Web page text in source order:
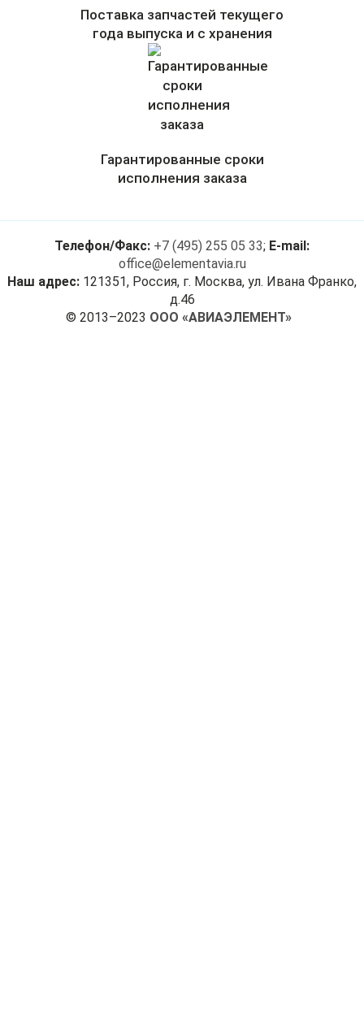
Поставка запчастей текущего
года выпуска и с хранения
Гарантированные сроки
исполнения заказа
Телефон/Факс: +7 (495) 255 05 33; E-mail:
office@elementavia.ru
Наш адрес: 121351, Россия, г. Москва, ул. Ивана Франко,
д.46
© 2013–2023 ООО «АВИАЭЛЕМЕНТ»